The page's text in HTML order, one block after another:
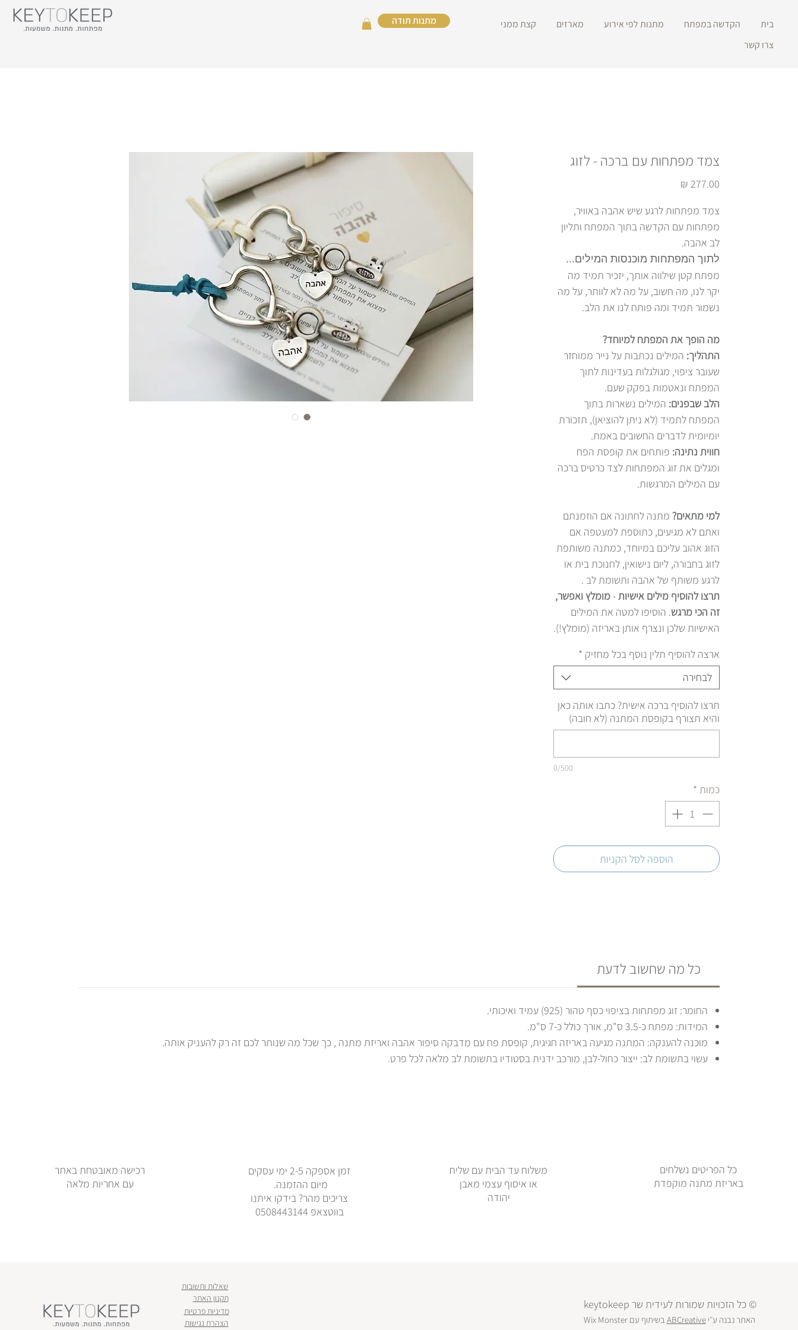
מתנות תודה בית הקדשה במפתח מתנות לפי אירוע מארזים
קצת ממני
צרו קשר
צמד מפתחות עם ברכה - לזוג
צמד מפתחות לרגע שיש אהבה באוויר,
מפתחות עם הקדשה בתוך המפתח ותליון
לב אהבה.
לתוך המפתחות מוכנסות המילים...
מפתח קטן שילווה אותך, יזכיר תמיד מה
יקר לנו, מה חשוב, על מה לא לוותר, על מה
נשמור תמיד ומה פותח לנו את הלב.
מה הופך את המפתח למיוחד?
התהליך: המילים נכתבות על נייר ממוחזר
שעובר ציפוי, מגולגלות בעדינות לתוך
המפתח ונאטמות בפקק שעם.
הלב שבפנים: המילים נשארות בתוך
המפתח לתמיד (לא ניתן להוציאן), תזכורת
יומיומית לדברים החשובים באמת.
חווית נתינה: פותחים את קופסת הפח
ומגלים את זוג המפתחות לצד כרטיס ברכה
עם המילים המרגשות.
למי מתאים? מתנה לחתונה אם הוזמנתם
ואתם לא מגיעים, כתוספת למעטפה אם
הזוג אהוב עליכם במיוחד, כמתנה משותפת
לזוג בחבורה, ליום נישואין, לחנוכת בית או
לרגע משותף של אהבה ותשומת לב .
תרצו להוסיף מילים אישיות-מומלץ ואפשר,
זה הכי מרגש. הוסיפו למטה את המילים
האישיות שלכן ונצרף אותן באריזה (מומלץ!).
ארצה להוסיף תלין נוסף בכל מחזיק *
לבחירה
תרצו להוסיף ברכה אישית? כתבו אותה כאן
והיא תצורף בקופסת המתנה (לא חובה)
0/500
כמות *
הוספה לסל הקניות
כל מה שחשוב לדעת
החומר: זוג מפתחות בציפוי כסף טהור (925) עמיד ואיכותי.
המידות: מפתח כ-3.5 ס"מ, אורך כולל כ-7 ס"מ.
מוכנה להענקה: המתנה מגיעה באריזה חגיגית, קופסת פח עם מדבקה סיפור אהבה ואריזת מתנה , כך שכל מה שנותר לכם זה רק להעניק אותה.
עשוי בתשומת לב: ייצור כחול-לבן, מורכב ידנית בסטודיו בתשומת לב מלאה לכל פרט.
רכישה מאובטחת באתר
עם אחריות מלאה
זמן אספקה 2-5 ימי עסקים
מיום ההזמנה.
צריכים מהר? בידקו איתנו
בווטצאפ 0508443144
משלוח עד הבית עם שליח
או איסוף עצמי מאבן
יהודה
כל הפריטים נשלחים
באריזת מתנה מוקפדת
שאלות ותשובות
תקנון האתר
מדיניות פרטיות
הצהרת נגישות
© כל הזכויות שמורות לעידית שר keytokeep
האתר נבנה ע״יABCreative בשיתוף עםWix Monster